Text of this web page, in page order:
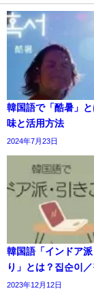
韓国語で「酷暑」
味と活用方法
2024年7月23日
韓国語「インドア
り」とは？집순이
2023年12月12日